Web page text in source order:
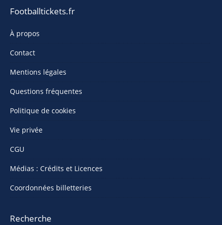
Footballtickets.fr
À propos
Contact
Mentions légales
Questions fréquentes
Politique de cookies
Vie privée
CGU
Médias : Crédits et Licences
Coordonnées billetteries
Recherche